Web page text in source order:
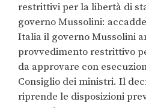
restrittivi per la libertà di
governo Mussolini:
Italia il governo Mussolini
provvedimento restrittivo
da approvare con
Consiglio dei ministri. Il
riprende le disposizioni